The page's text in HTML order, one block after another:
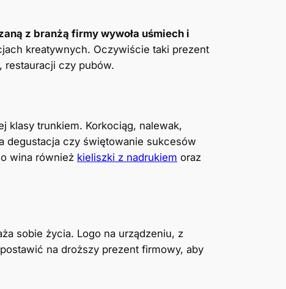
z branżą firmy wywoła uśmiech i
kreatywnych. Oczywiście taki prezent
restauracji czy pubów.
klasy trunkiem. Korkociąg, nalewak,
degustacja czy świętowanie sukcesów
wina również kieliszki z nadrukiem oraz
sobie życia. Logo na urządzeniu, z
na droższy prezent firmowy, aby